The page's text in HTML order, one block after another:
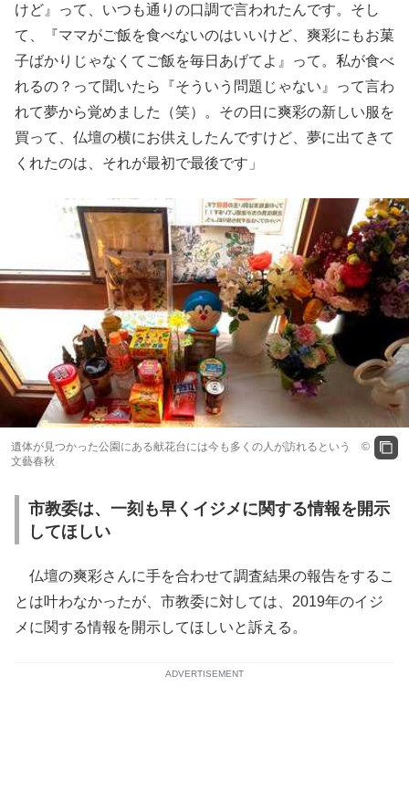
けど』って、いつも通りの口調で言われたんです。そし
て、『ママがご飯を食べないのはいいけど、爽彩にもお菓
子ばかりじゃなくてご飯を毎日あげてよ』って。私が食べ
れるの？って聞いたら『そういう問題じゃない』って言わ
れて夢から覚めました（笑）。その日に爽彩の新しい服を
買って、仏壇の横にお供えしたんですけど、夢に出てきて
くれたのは、それが最初で最後です」
遺体が見つかった公園にある献花台には今も多くの人が訪れるという ©️
文藝春秋
市教委は、一刻も早くイジメに関する情報を開示
してほしい
仏壇の爽彩さんに手を合わせて調査結果の報告をするこ
とは叶わなかったが、市教委に対しては、2019年のイジ
メに関する情報を開示してほしいと訴える。
ADVERTISEMENT